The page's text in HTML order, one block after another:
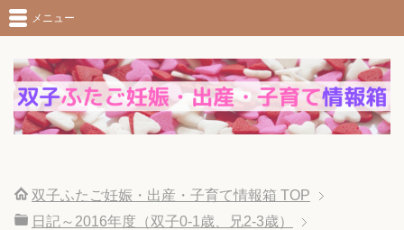
メニュー
双子ふたご妊娠・出産・子育て情報箱 TOP
日記～2016年度（双子0-1歳、兄2-3歳）